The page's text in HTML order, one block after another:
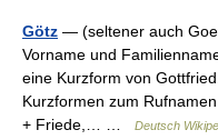
Götz — (seltener auch
Vorname und
eine Kurzform von
Kurzformen zum
+ Friede,… …
Deutsch